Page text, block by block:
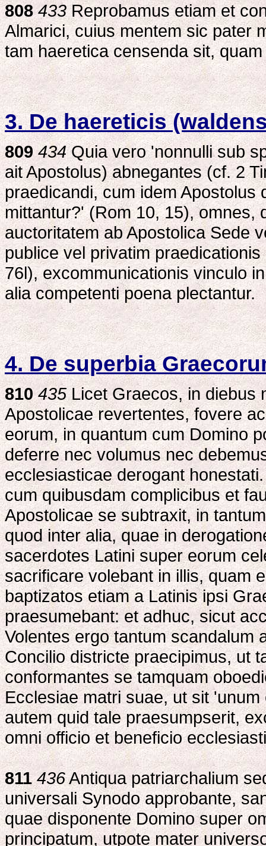
808 433Reprobamus etiam et
Almarici, cuius mentem sic pater
tam haeretica censenda sit,
3. De haereticis
809 434Quia vero 'nonnulli sub
ait Apostolus) abnegantes (cf. 2
praedicandi, cum idem
mittantur?' (Rom 10, 15), omnes,
auctoritatem ab Apostolica Sede
publice vel privatim
76l), excommunicationis vinculo
alia competenti poena plectantur.
4. De superbia
810 435Licet Graecos, in diebus
Apostolicae revertentes, fovere
eorum, in quantum cum Domino
deferre nec volumus nec
ecclesiasticae derogant
cum quibusdam complicibus et
Apostolicae se subtraxit, in
quod inter alia, quae in
sacerdotes Latini super eorum
sacrificare volebant in illis, quam
baptizatos etiam a Latinis ipsi
praesumebant: et adhuc, sicut
Volentes ergo tantum scandalum
Concilio districte praecipimus, ut
conformantes se tamquam
Ecclesiae matri suae, ut sit
autem quid tale praesumpserit,
omni officio et beneficio
811 436Antiqua patriarchalium
universali Synodo approbante,
quae disponente Domino super
principatum, utpote mater